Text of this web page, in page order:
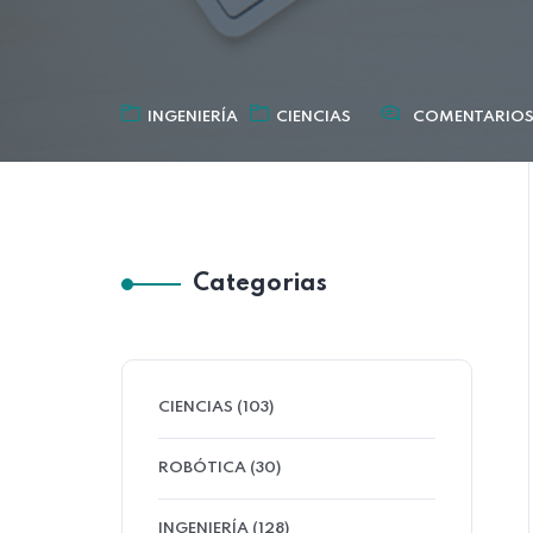
INGENIERÍA CIENCIAS COMENTARIOS
Categorias
CIENCIAS (103)
ROBÓTICA (30)
INGENIERÍA (128)